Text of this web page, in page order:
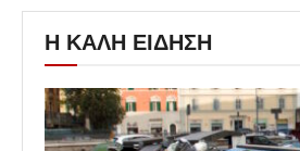
Η ΚΑΛΗ ΕΙΔΗΣΗ